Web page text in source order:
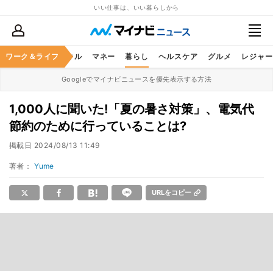
いい仕事は、いい暮らしから
ワーク＆ライフ
ア ビジネススキル マネー 暮らし ヘルスケア グルメ レジャー
Googleでマイナビニュースを優先表示する方法
1,000人に聞いた!「夏の暑さ対策」、電気代
節約のために行っていることは?
掲載日 2024/08/13 11:49
著者： Yume
URLをコピー